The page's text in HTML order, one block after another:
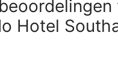
Hotel